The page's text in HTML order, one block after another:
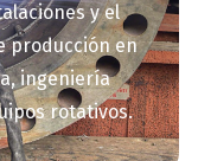
y el
producción en
ingeniería
rotativos.